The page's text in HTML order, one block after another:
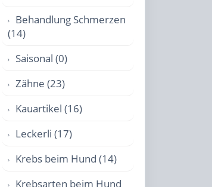
Behandlung Schmerzen
(14)
Saisonal (0)
Zähne (23)
Kauartikel (16)
Leckerli (17)
Krebs beim Hund (14)
Krebsarten beim Hund